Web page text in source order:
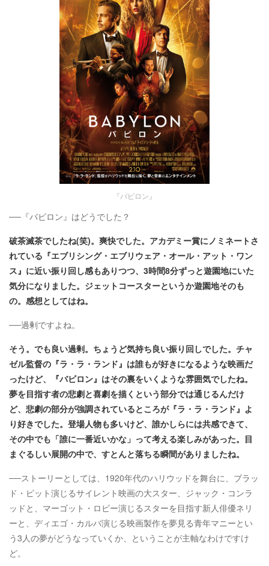
『バビロン』
──『バビロン』はどうでした？
破茶滅茶でしたね(笑)。爽快でした。アカデミー賞にノミネートさ
れている『エブリシング・エブリウェア・オール・アット・ワン
ス』に近い振り回し感もありつつ、3時間8分ずっと遊園地にいた
気分になりました。ジェットコースターというか遊園地そのも
の。感想としてはね。
──過剰ですよね。
そう。でも良い過剰。ちょうど気持ち良い振り回しでした。チャ
ゼル監督の『ラ・ラ・ランド』は誰もが好きになるような映画だ
ったけど、『バビロン』はその裏をいくような雰囲気でしたね。
夢を目指す者の悲劇と喜劇を描くという部分では通じるんだけ
ど、悲劇の部分が強調されているところが『ラ・ラ・ランド』よ
り好きでした。登場人物も多いけど、誰かしらには共感できて、
その中でも「誰に一番近いかな」って考える楽しみがあった。目
まぐるしい展開の中で、すとんと落ちる瞬間がありましたね。
──ストーリーとしては、1920年代のハリウッドを舞台に、ブラッ
ド・ピット演じるサイレント映画の大スター、ジャック・コンラ
ッドと、マーゴット・ロビー演じるスターを目指す新人俳優ネリ
ーと、ディエゴ・カルバ演じる映画製作を夢見る青年マニーとい
う3人の夢がどうなっていくか、ということが主軸なわけですけ
ど。